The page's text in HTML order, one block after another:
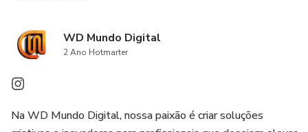
✓ Artes criativas e humanizadas para gerar autenticidade e
conexão com aqueles que você pretende alcançar com a
rede social;
para que você possa desenvolver sua atenção e seus
WD Mundo Digital
2 Ano Hotmarter
Na WD Mundo Digital, nossa paixão é criar soluções